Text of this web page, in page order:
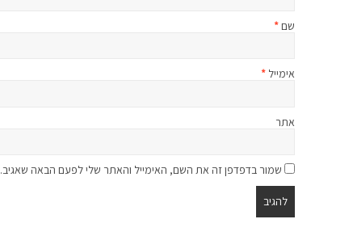
שם*
אימייל *
אתר
שמור בדפדפן זה את השם, האימייל והאתר שלי לפעם הבאה שאגיב.